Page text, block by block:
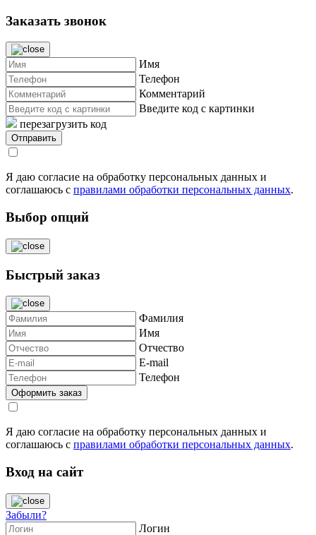
Заказать звонок
Имя
Телефон
Комментарий
Введите код с картинки
перезагрузить код
Я даю согласие на обработку персональных данных и
соглашаюсь с правилами обработки персональных данных.
Выбор опций
Быстрый заказ
Фамилия
Имя
Отчество
E-mail
Телефон
Я даю согласие на обработку персональных данных и
соглашаюсь с правилами обработки персональных данных.
Вход на сайт
Забыли?
Логин